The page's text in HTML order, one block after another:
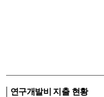
연구개발비 지출 현황